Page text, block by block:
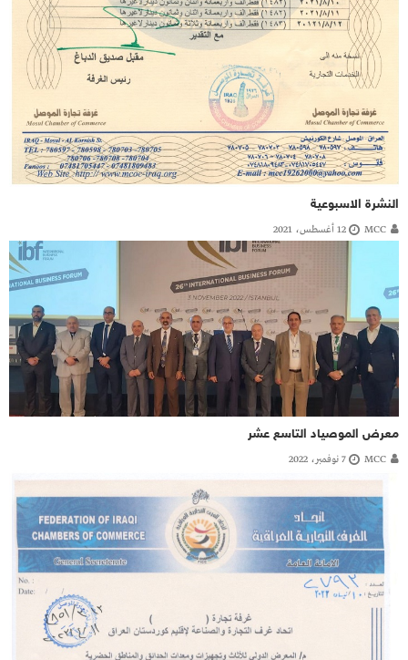
النشرة الاسبوعية
MCC 12 أغسطس، 2021
معرض الموصياد التاسع عشر
MCC 7 نوفمبر، 2022